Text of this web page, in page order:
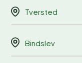
Tversted
Bindslev